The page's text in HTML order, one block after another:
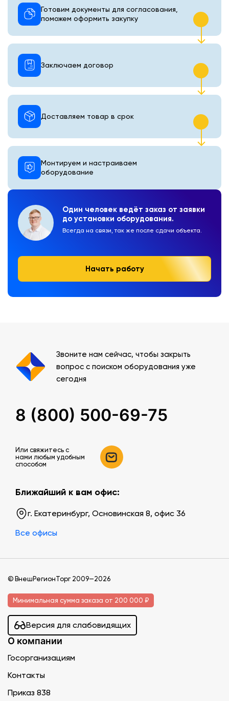
Один человек ведёт заказ от заявки
до установки оборудования.
Всегда на связи, так же после сдачи объекта.
Начать работу
Готовим документы для согласования,
поможем оформить закупку
Монтируем и настраиваем
оборудование
Доставляем товар в срок
Заключаем договор
Звоните нам сейчас, чтобы закрыть
вопрос с поиском оборудования уже
сегодня
8 (800) 500-69-75
Или свяжитесь c
нами любым удобным
способом
Ближайший к вам офис:
г. Екатеринбург, Основинская 8, офис 36
Все офисы
© ВнешРегионТорг 2009—2026
Минимальная сумма заказа от 200 000 ₽
Версия для слабовидящих
О компании
Госорганизациям
Контакты
Приказ 838